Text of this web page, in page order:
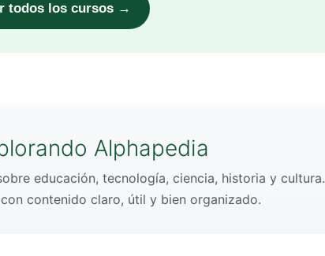
todos los cursos →
Alphapedia
educación, tecnología, ciencia, historia y cultura.
contenido claro, útil y bien organizado.